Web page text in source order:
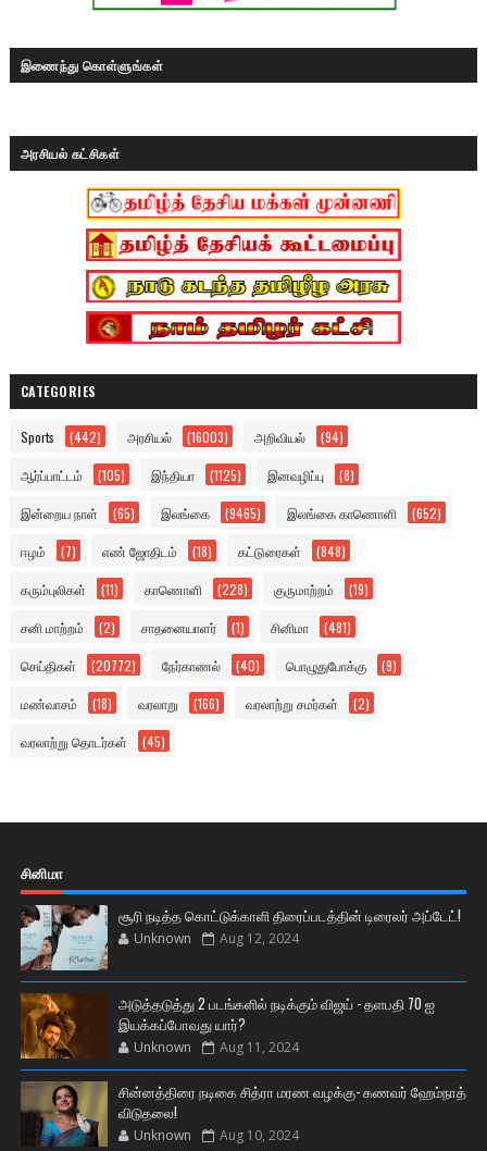
இணைந்து கொள்ளுங்கள்
அரசியல் கட்சிகள்
CATEGORIES
Sports (442) அரசியல் (16003) அறிவியல் (94)
ஆர்ப்பாட்டம் (105) இந்தியா (1125) இனவழிப்பு (8)
இன்றைய நாள் (65) இலங்கை (9465) இலங்கை காணொளி (652)
ஈழம் (7) எண் ஜோதிடம் (18) கட்டுரைகள் (848)
கரும்புலிகள் (11) காணொளி (228) குருமாற்றம் (19)
சனி மாற்றம் (2) சாதனையாளர் (1) சினிமா (481)
செய்திகள் (20772) நேர்காணல் (40) பொழுதுபோக்கு (9)
மண்வாசம் (18) வரலாறு (166) வரலாற்று சமர்கள் (2)
வரலாற்று தொடர்கள் (45)
சினிமா
சூரி நடித்த கொட்டுக்காளி திரைப்படத்தின் டிரைலர் அப்டேட்!
Unknown Aug 12, 2024
அடுத்தடுத்து 2 படங்களில் நடிக்கும் விஜய் - தளபதி 70 ஐ
இயக்கப்போவது யார்?
Unknown Aug 11, 2024
சின்னத்திரை நடிகை சித்ரா மரண வழக்கு- கணவர் ஹேம்நாத்
விடுதலை!
Unknown Aug 10, 2024